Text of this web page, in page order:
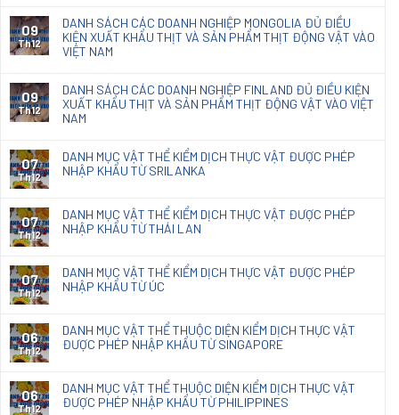
09
Th12
DANH SÁCH CÁC DOANH NGHIỆP MONGOLIA ĐỦ ĐIỀU
KIỆN XUẤT KHẨU THỊT VÀ SẢN PHẨM THỊT ĐỘNG VẬT VÀO
VIỆT NAM
09
Th12
DANH SÁCH CÁC DOANH NGHIỆP FINLAND ĐỦ ĐIỀU KIỆN
XUẤT KHẨU THỊT VÀ SẢN PHẨM THỊT ĐỘNG VẬT VÀO VIỆT
NAM
07
Th12
DANH MỤC VẬT THỂ KIỂM DỊCH THỰC VẬT ĐƯỢC PHÉP
NHẬP KHẨU TỪ SRILANKA
07
Th12
DANH MỤC VẬT THỂ KIỂM DỊCH THỰC VẬT ĐƯỢC PHÉP
NHẬP KHẨU TỪ THÁI LAN
07
Th12
DANH MỤC VẬT THỂ KIỂM DỊCH THỰC VẬT ĐƯỢC PHÉP
NHẬP KHẨU TỪ ÚC
06
Th12
DANH MỤC VẬT THỂ THUỘC DIỆN KIỂM DỊCH THỰC VẬT
ĐƯỢC PHÉP NHẬP KHẨU TỪ SINGAPORE
06
Th12
DANH MỤC VẬT THỂ THUỘC DIỆN KIỂM DỊCH THỰC VẬT
ĐƯỢC PHÉP NHẬP KHẨU TỪ PHILIPPINES